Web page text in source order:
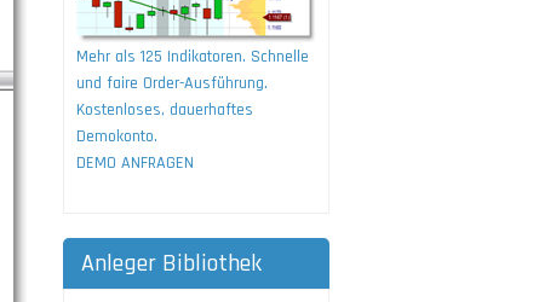
Mehr als 125 Indikatoren. Schnelle
und faire Order-Ausführung.
Kostenloses, dauerhaftes
Demokonto.
DEMO ANFRAGEN
Anleger Bibliothek